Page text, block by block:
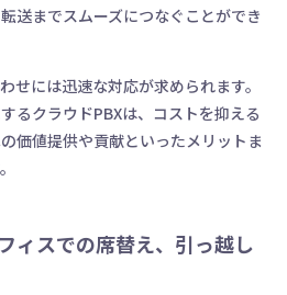
送までスムーズにつなぐことができ
せには迅速な対応が求められます。
るクラウドPBXは、コストを抑える
価値提供や貢献といったメリットま
ィスでの席替え、引っ越し